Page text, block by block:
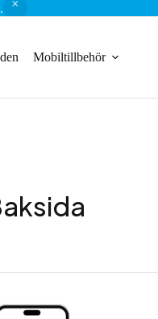
Mobiltillbehör